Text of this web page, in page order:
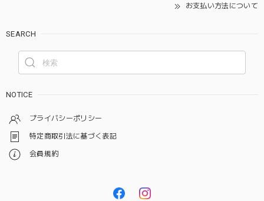
お支払い方法について
SEARCH
NOTICE
プライバシーポリシー
特定商取引法に基づく表記
会員規約